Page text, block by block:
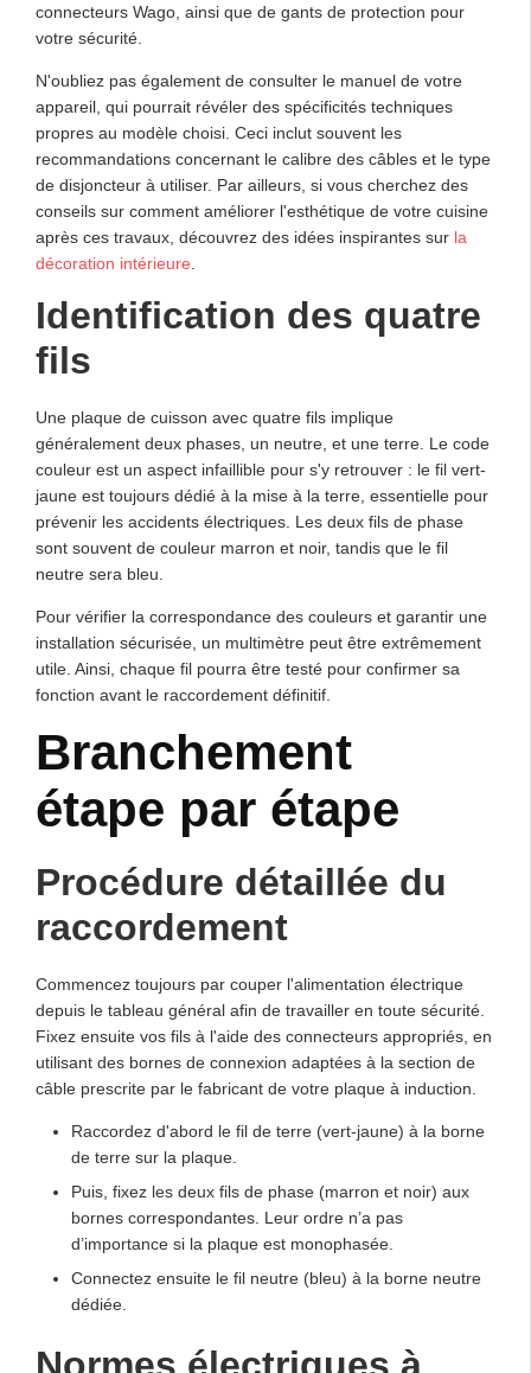
connecteurs Wago, ainsi que de gants de protection pour
votre sécurité.
N'oubliez pas également de consulter le manuel de votre
appareil, qui pourrait révéler des spécificités techniques
propres au modèle choisi. Ceci inclut souvent les
recommandations concernant le calibre des câbles et le type
de disjoncteur à utiliser. Par ailleurs, si vous cherchez des
conseils sur comment améliorer l'esthétique de votre cuisine
après ces travaux, découvrez des idées inspirantes sur la
décoration intérieure
Identification des quatre
fils
Une plaque de cuisson avec quatre fils implique
généralement deux phases, un neutre, et une terre. Le code
couleur est un aspect infaillible pour s'y retrouver : le fil vert-
jaune est toujours dédié à la mise à la terre, essentielle pour
prévenir les accidents électriques. Les deux fils de phase
sont souvent de couleur marron et noir, tandis que le fil
neutre sera bleu.
Pour vérifier la correspondance des couleurs et garantir une
installation sécurisée, un multimètre peut être extrêmement
utile. Ainsi, chaque fil pourra être testé pour confirmer sa
fonction avant le raccordement définitif.
Branchement
étape par étape
Procédure détaillée du
raccordement
Commencez toujours par couper l'alimentation électrique
depuis le tableau général afin de travailler en toute sécurité.
Fixez ensuite vos fils à l'aide des connecteurs appropriés, en
utilisant des bornes de connexion adaptées à la section de
câble prescrite par le fabricant de votre plaque à induction.
Raccordez d'abord le fil de terre (vert-jaune) à la borne
de terre sur la plaque.
Puis, fixez les deux fils de phase (marron et noir) aux
bornes correspondantes. Leur ordre n’a pas
d’importance si la plaque est monophasée.
Connectez ensuite le fil neutre (bleu) à la borne neutre
dédiée.
Normes électriques à